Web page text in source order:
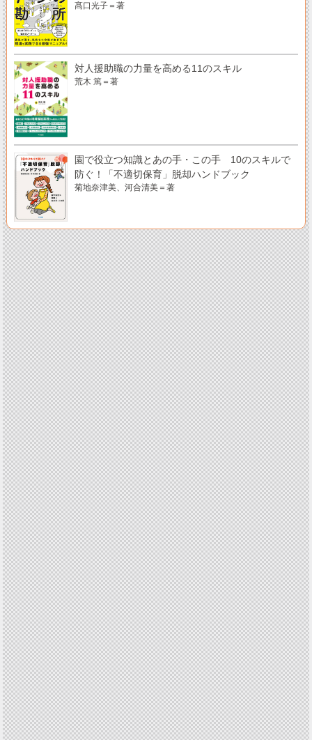
髙口光子＝著
対人援助職の力量を高める11のスキル
荒木 篤＝著
園で役立つ知識とあの手・この手 10のスキルで
防ぐ！「不適切保育」脱却ハンドブック
菊地奈津美、河合清美＝著